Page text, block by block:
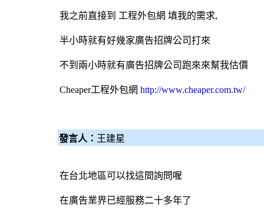
我之前直接到 工程外包網 填我的需求,
半小時就有好幾家廣告招牌公司打來
不到兩小時就有廣告招牌公司跑來來幫我估價
Cheaper工程外包網 http://www.cheaper.com.tw/
發言人： 王建星
在台北地區可以找這間詢問喔
在廣告業界已經服務二十多年了